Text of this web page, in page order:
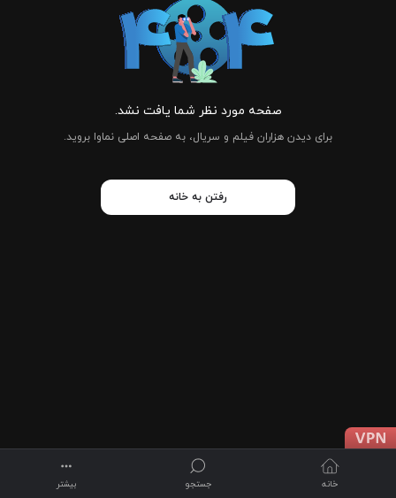
صفحه مورد نظر شما یافت نشد.
برای دیدن هزاران فیلم و سریال، به صفحه اصلی نماوا بروید.
رفتن به خانه
خانه جستجو بیشتر